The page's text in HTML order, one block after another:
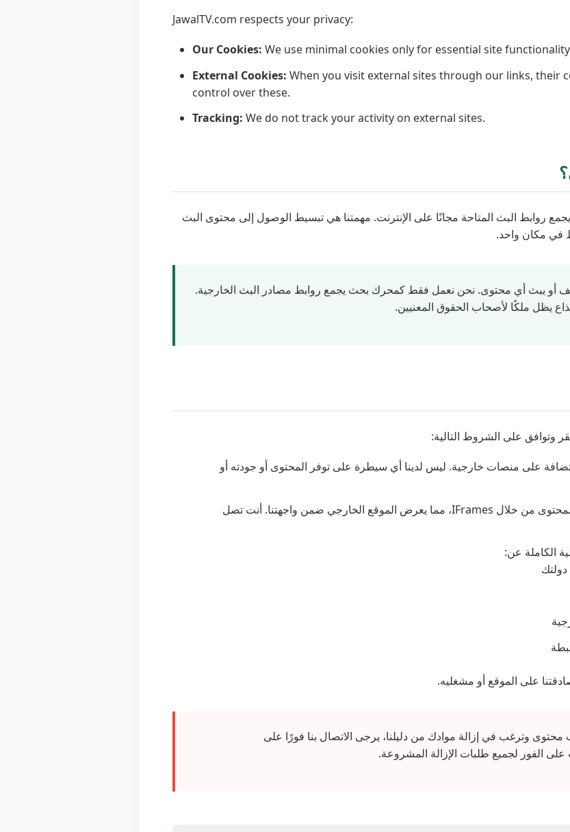
JawalTV.com respects your privacy:
Our Cookies: We use minimal cookies only for essential site
External Cookies: When you visit external sites through our links, their
control over these.
Tracking: We do not track your activity on external sites.
يجمع روابط البث المتاحة مجانًا على الإنترنت. مهمتنا هي تبسيط الوصول إلى محتوى البث
في مكان واحد.
أو يبث أي محتوى. نحن نعمل فقط كمحرك بحث يجمع روابط مصادر البث الخارجية.
يظل ملكًا لأصحاب الحقوق المعنيين.
على منصات خارجية. ليس لدينا أي سيطرة على توفر المحتوى أو جودته أو
قد يعرض بعض المحتوى من خلال IFrames، مما يعرض الموقع الخارجي ضمن واجهتنا. أنت تصل
الكاملة عن:
على الموقع أو مشغليه.
وترغب في إزالة موادك من دليلنا، يرجى الاتصال بنا فورًا على
الفور لجميع طلبات الإزالة المشروعة.